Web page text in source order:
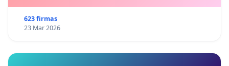
623 firmas
23 Mar 2026